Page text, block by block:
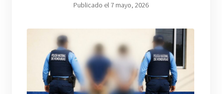
Publicado el 7 mayo, 2026